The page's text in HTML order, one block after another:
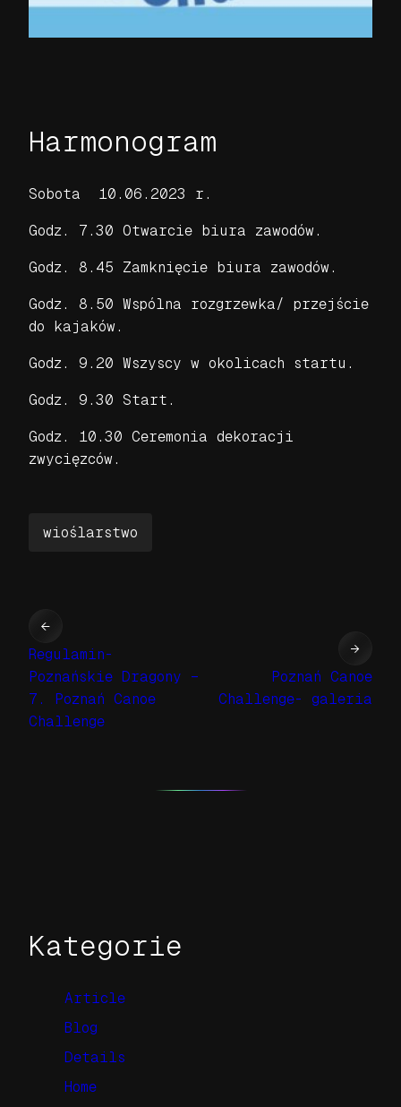
Harmonogram
Sobota 10.06.2023 r.
Godz. 7.30 Otwarcie biura zawodów.
Godz. 8.45 Zamknięcie biura zawodów.
Godz. 8.50 Wspólna rozgrzewka/ przejście
do kajaków.
Godz. 9.20 Wszyscy w okolicach startu.
Godz. 9.30 Start.
Godz. 10.30 Ceremonia dekoracji
zwycięzców.
wioślarstwo
←
Regulamin-
Poznańskie Dragony –
7. Poznań Canoe
Challenge
Poznań Canoe
Challenge- galeria
→
Kategorie
Article
Blog
Details
Home